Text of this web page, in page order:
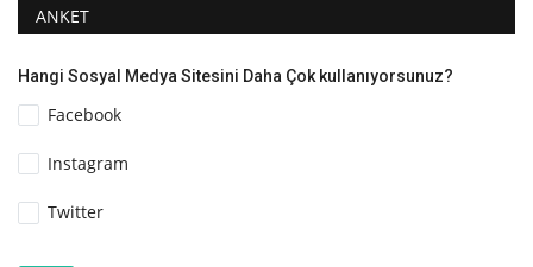
ANKET
Hangi Sosyal Medya Sitesini Daha Çok kullanıyorsunuz?
Facebook
Instagram
Twitter